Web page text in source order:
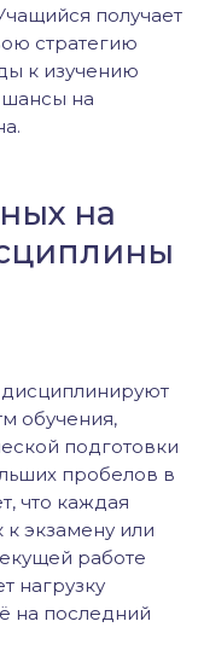
получает
стратегию
к изучению
на
на
обучения,
подготовки
пробелов в
что каждая
к экзамену или
работе
нагрузку
на последний